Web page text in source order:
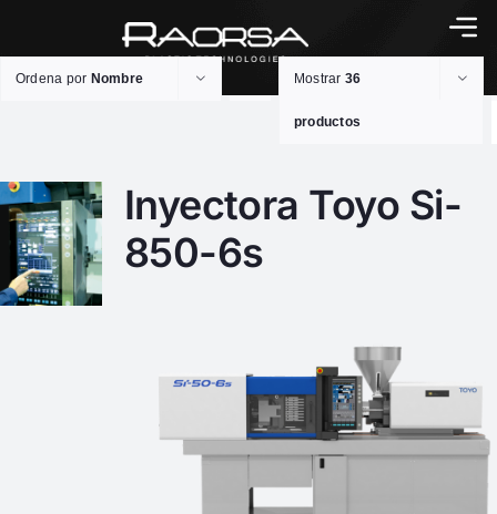
Ordena por Nombre Mostrar 36
productos
Inyectora Toyo Si-
850-6s